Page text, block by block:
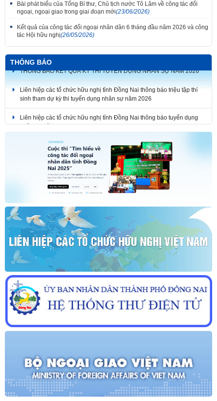
Bài phát biểu của Tổng Bí thư, Chủ tịch nước Tô Lâm về công tác đối
ngoại, ngoại giao trong giai đoạn mới(23/06/2026)
Kết quả của công tác đối ngoại nhân dân 6 tháng đầu năm 2026 và công
tác Hội hữu nghị(26/05/2026)
THÔNG BÁO
sinh tham dự kỳ thi tuyển dụng nhân sự năm 2026
nhân sự năm 2026
THÔNG BÁO KẾT QUẢ KỲ THI TUYỂN DỤNG NHÂN SỰ NĂM 2026